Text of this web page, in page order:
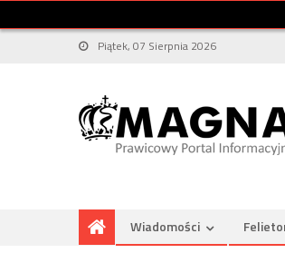
Piątek, 07 Sierpnia 2026
Wiadomości